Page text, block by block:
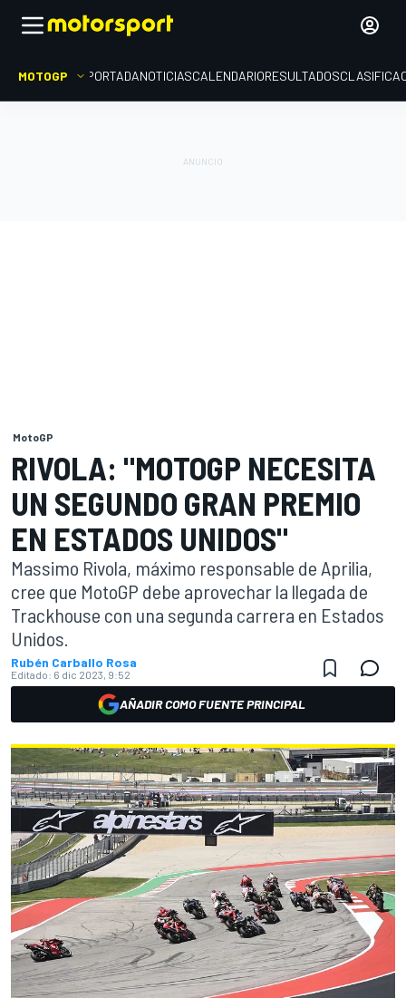
MOTOGP PORTADANOTICIASCALENDARIORESULTADOS
MotoGP
RIVOLA: "MOTOGP NECESITA
UN SEGUNDO GRAN PREMIO
EN ESTADOS UNIDOS"
Massimo Rivola, máximo responsable de Aprilia,
cree que MotoGP debe aprovechar la llegada de
Trackhouse con una segunda carrera en Estados
Unidos.
Rubén Carballo Rosa
Editado: 6 dic 2023, 9:52
AÑADIR COMO FUENTE PRINCIPAL